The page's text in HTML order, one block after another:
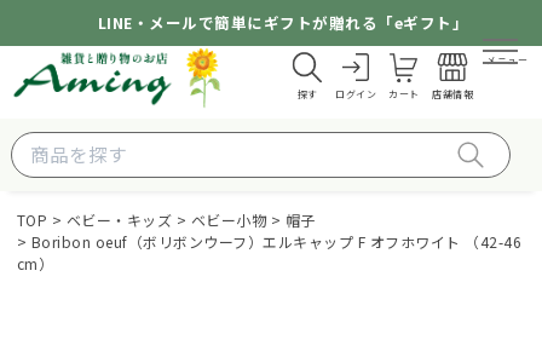
LINE・メールで簡単にギフトが贈れる「eギフト」
探す ログイン カート 店舗情報
メニュー
TOP ベビー・キッズ ベビー小物
帽子
Boribon oeuf（ボリボンウーフ）エルキャップ F オフホワイト （42-46
cm）